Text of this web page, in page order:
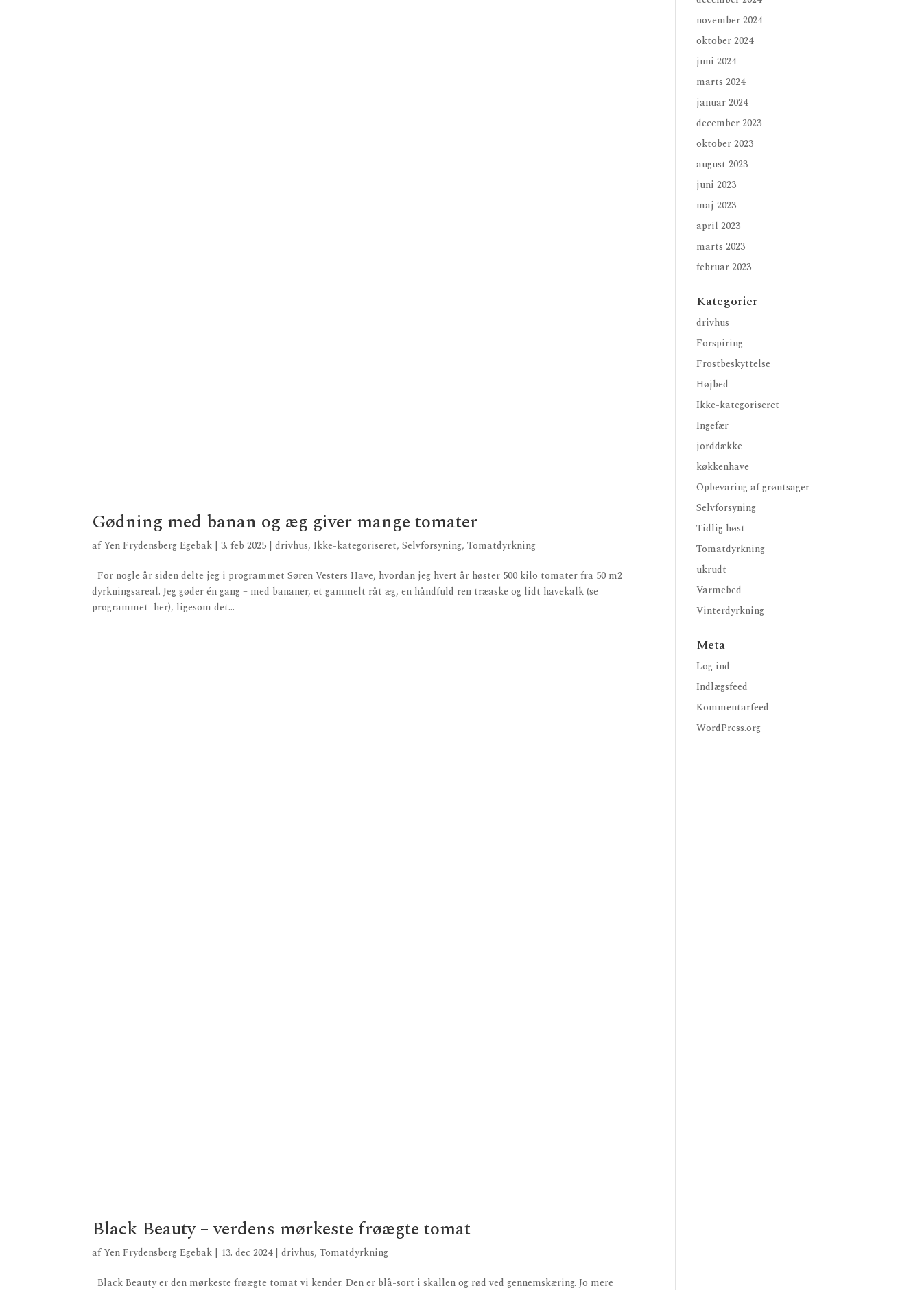
Gødning med banan og æg giver mange tomater
afYen Frydensberg Egebak |3. feb 2025 |drivhus,Ikke-kategoriseret,Selvforsyning,Tomatdyrkning
For nogle år siden delte jeg i programmet Søren Vesters Have, hvordan jeg hvert år høster 500 kilo tomater fra 50 m2
dyrkningsareal. Jeg gøder én gang – med bananer, et gammelt råt æg, en håndfuld ren træaske og lidt havekalk (se
programmet her), ligesom det...
Black Beauty – verdens mørkeste frøægte tomat
afYen Frydensberg Egebak | 13. dec 2024|drivhus,Tomatdyrkning
Black Beauty er den mørkeste frøægte tomat vi kender. Den er blå-sort i skallen og rød ved gennemskæring. Jo mere
november 2024
oktober 2024
juni 2024
marts 2024
januar 2024
december 2023
oktober 2023
august 2023
juni 2023
maj 2023
april 2023
marts 2023
februar 2023
Kategorier
drivhus
Forspiring
Frostbeskyttelse
Højbed
Ikke-kategoriseret
Ingefær
jorddække
køkkenhave
Opbevaring af grøntsager
Selvforsyning
Tidlig høst
Tomatdyrkning
ukrudt
Varmebed
Vinterdyrkning
Meta
Log ind
Indlægsfeed
Kommentarfeed
WordPress.org